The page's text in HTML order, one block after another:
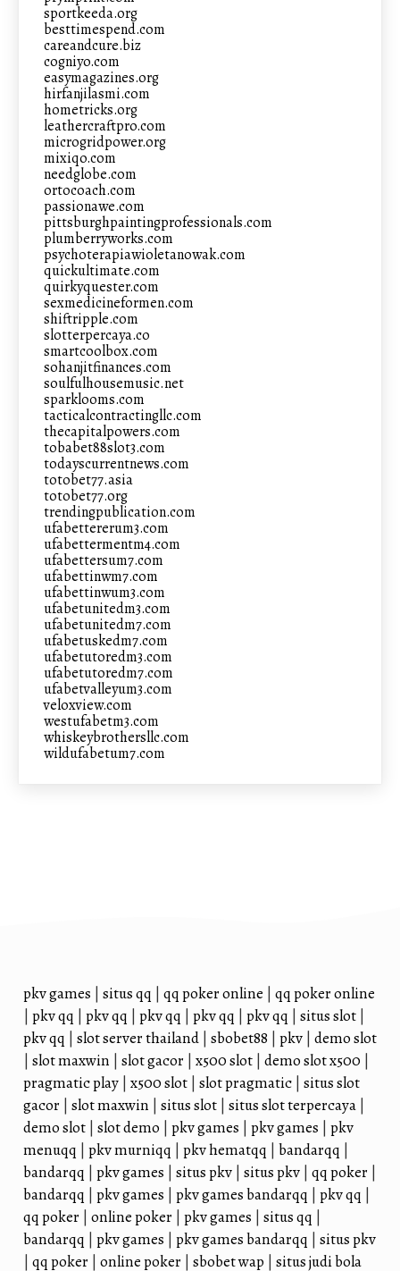
sportkeeda.org
besttimespend.com
careandcure.biz
cogniyo.com
easymagazines.org
hirfanjilasmi.com
hometricks.org
leathercraftpro.com
microgridpower.org
mixiqo.com
needglobe.com
ortocoach.com
passionawe.com
pittsburghpaintingprofessionals.com
plumberryworks.com
psychoterapiawioletanowak.com
quickultimate.com
quirkyquester.com
sexmedicineformen.com
shiftripple.com
slotterpercaya.co
smartcoolbox.com
sohanjitfinances.com
soulfulhousemusic.net
sparklooms.com
tacticalcontractingllc.com
thecapitalpowers.com
tobabet88slot3.com
todayscurrentnews.com
totobet77.asia
totobet77.org
trendingpublication.com
ufabettererum3.com
ufabettermentm4.com
ufabettersum7.com
ufabettinwm7.com
ufabettinwum3.com
ufabetunitedm3.com
ufabetunitedm7.com
ufabetuskedm7.com
ufabetutoredm3.com
ufabetutoredm7.com
ufabetvalleyum3.com
veloxview.com
westufabetm3.com
whiskeybrothersllc.com
wildufabetum7.com
pkv games | situs qq | qq poker online | qq poker online
| pkv qq | pkv qq | pkv qq | pkv qq | pkv qq | situs slot |
pkv qq | slot server thailand | sbobet88 | pkv | demo slot
| slot maxwin | slot gacor | x500 slot | demo slot x500 |
pragmatic play | x500 slot | slot pragmatic | situs slot
gacor | slot maxwin | situs slot | situs slot terpercaya |
demo slot | slot demo | pkv games | pkv games | pkv
menuqq | pkv murniqq | pkv hematqq | bandarqq |
bandarqq | pkv games | situs pkv | situs pkv | qq poker |
bandarqq | pkv games | pkv games bandarqq | pkv qq |
qq poker | online poker | pkv games | situs qq |
bandarqq | pkv games | pkv games bandarqq | situs pkv
| qq poker | online poker | sbobet wap | situs judi bola